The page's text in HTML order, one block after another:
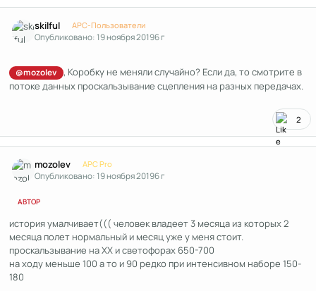
skilful APC-Пользователи
Опубликовано:19 ноября 20196 г
@mozolev
, Коробку не меняли случайно? Если да, то смотрите в
потоке данных проскальзывание сцепления на разных передачах.
2
mozolev APC Pro
Опубликовано:19 ноября 20196 г
АВТОР
история умалчивает((( человек владеет 3 месяца из которых 2
месяца полет нормальный и месяц уже у меня стоит.
проскальзывание на ХХ и светофорах 650-700
на ходу меньше 100 а то и 90 редко при интенсивном наборе 150-
180